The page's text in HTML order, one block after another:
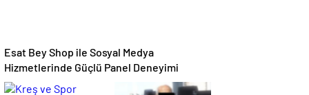
Esat Bey Shop ile Sosyal Medya
Hizmetlerinde Güçlü Panel Deneyimi